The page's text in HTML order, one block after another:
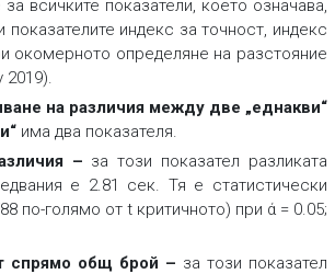
всичките показатели, което означава,
показателите индекс за точност, индекс
окомерното определяне на разстояние
2019).
на различия между две „еднакви“
има два показателя.
– за този показател разликата
е 2.81 сек. Тя е статистически
по-голямо от t критичното) при ά = 0.05;
спрямо общ брой – за този показател